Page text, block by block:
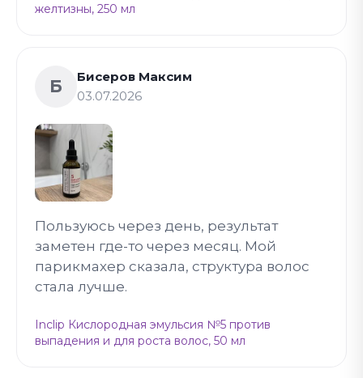
желтизны, 250 мл
Б
Бисеров Максим
03.07.2026
Пользуюсь через день, результат
заметен где-то через месяц. Мой
парикмахер сказала, структура волос
стала лучше.
Inclip Кислородная эмульсия №5 против
выпадения и для роста волос, 50 мл